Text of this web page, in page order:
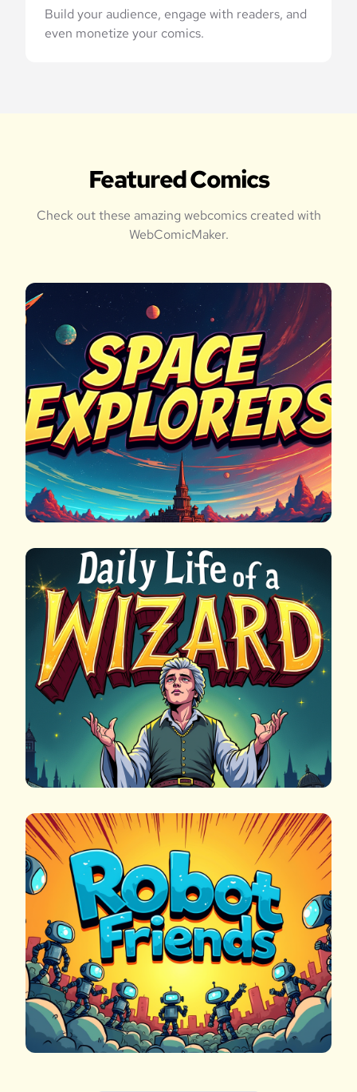
Build your audience, engage with readers, and
even monetize your comics.
Featured Comics
Check out these amazing webcomics created with
WebComicMaker.